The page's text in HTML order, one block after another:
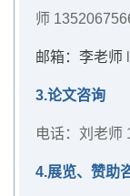
师
邮箱： 李老师
3.论文咨询
电话：刘老师
4.展览、赞助